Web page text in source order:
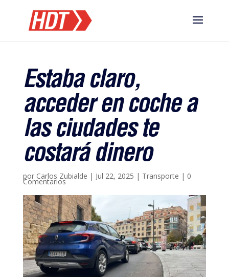
Estaba claro,
acceder en coche a
las ciudades te
costará dinero
por Carlos Zubialde | Jul 22, 2025 | Transporte | 0
Comentarios